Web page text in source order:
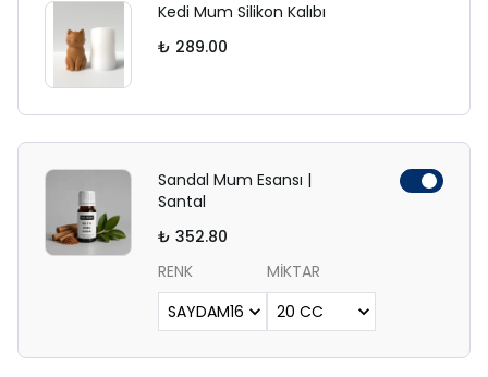
Kedi Mum Silikon Kalıbı
₺ 289.00
Sandal Mum Esansı |
Santal
₺ 352.80
RENK
MİKTAR